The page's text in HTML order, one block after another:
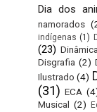
Dia dos
namorados
indígenas (1)
(23)
Disgrafia (2)
Ilustrado (4)
(31) ECA
Musical (2)